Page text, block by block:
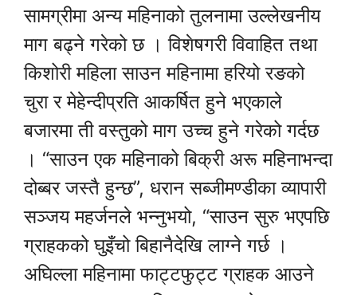
सामग्रीमा अन्य महिनाको तुलनामा उल्लेखनीय
माग बढ्ने गरेको छ । विशेषगरी विवाहित तथा
किशोरी महिला साउन महिनामा हरियो रङको
चुरा र मेहेन्दीप्रति आकर्षित हुने भएकाले
बजारमा ती वस्तुको माग उच्च हुने गरेको गर्दछ
। “साउन एक महिनाको बिक्री अरू महिनाभन्दा
दोब्बर जस्तै हुन्छ”, धरान सब्जीमण्डीका व्यापारी
सञ्जय महर्जनले भन्नुभयो, “साउन सुरु भएपछि
ग्राहकको घुइँचो बिहानैदेखि लाग्ने गर्छ ।
अघिल्ला महिनामा फाट्टफुट्ट ग्राहक आउने